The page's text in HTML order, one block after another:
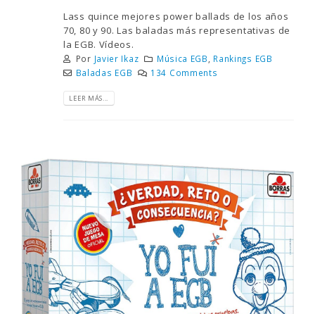
Lass quince mejores power ballads de los años
70, 80 y 90. Las baladas más representativas de
la EGB. Vídeos.
Por Javier Ikaz Música EGB
Rankings EGB
Baladas EGB
134 Comments
LEER MÁS...